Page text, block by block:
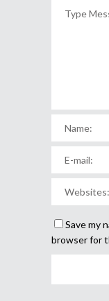
Save my
browser for